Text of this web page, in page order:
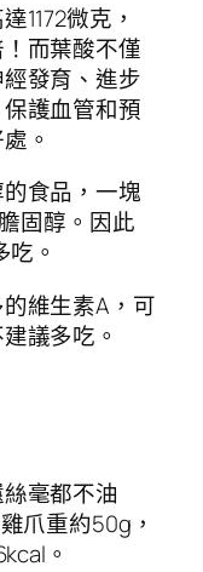
1172微克，
而葉酸不僅
發育、進步
護血管和預
。
食品，一塊
固醇。因此
。
維生素A，可
議多吃。
毫都不油
爪重約50g，
。